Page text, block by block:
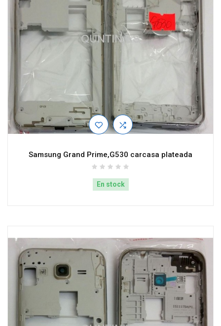
Samsung Grand Prime,G530 carcasa plateada
En stock